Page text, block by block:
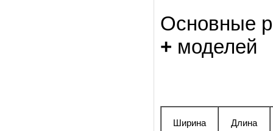
Основные
+ моделей
Ширина Длина